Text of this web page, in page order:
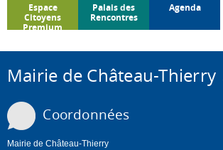
Espace
Citoyens
Premium
Palais des
Rencontres
Agenda
Mairie de Château-Thierry
Coordonnées
Mairie de Château-Thierry